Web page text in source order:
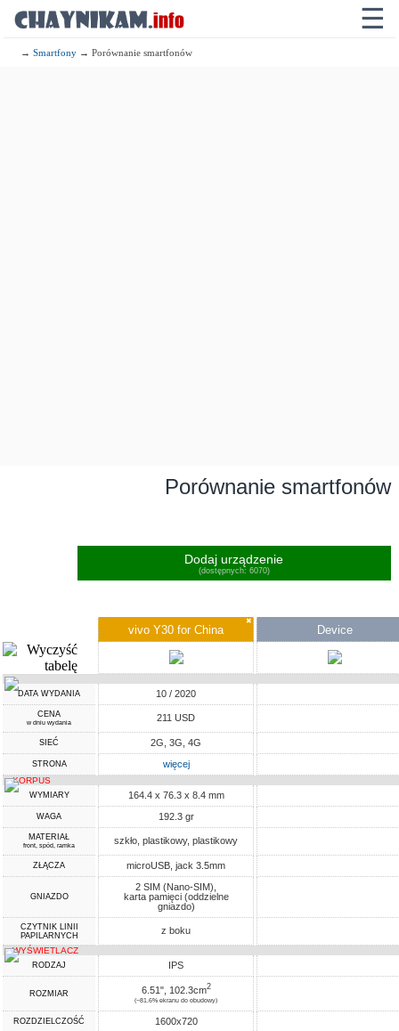
☰
→Smartfony → Porównanie smartfonów
Porównanie smartfonów
Dodaj urządzenie
(dostępnych: 6070)
✖
vivo Y30 for China Device
DATA WYDANIA 10 / 2020
CENA
w dniu wydania 211 USD
SIEĆ 2G, 3G, 4G
STRONA więcej
KORPUS
WYMIARY 164.4 x 76.3 x 8.4 mm
WAGA 192.3 gr
MATERIAŁ
front, spód, ramka szkło, plastikowy, plastikowy
ZŁĄCZA microUSB, jack 3.5mm
GNIAZDO
2 SIM (Nano-SIM),
karta pamięci (oddzielne
gniazdo)
CZYTNIK LINII
PAPILARNYCH
z boku
WYŚWIETLACZ
RODZAJ IPS
ROZMIAR 6.51", 102.3cm2
(~81.6% ekranu do obudowy)
ROZDZIELCZOŚĆ 1600x720